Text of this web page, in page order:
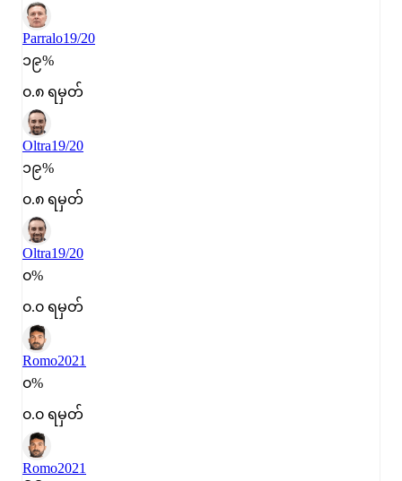
Parralo19/20
၁၉%
၀.၈ ရမှတ်
Oltra19/20
၁၉%
၀.၈ ရမှတ်
Oltra19/20
၀%
၀.၀ ရမှတ်
Romo2021
၀%
၀.၀ ရမှတ်
Romo2021